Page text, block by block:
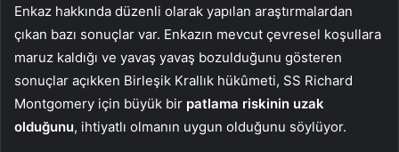
Enkaz hakkında düzenli olarak yapılan araştırmalardan
çıkan bazı sonuçlar var. Enkazın mevcut çevresel koşullara
maruz kaldığı ve yavaş yavaş bozulduğunu gösteren
sonuçlar açıkken Birleşik Krallık hükûmeti, SS Richard
Montgomery için büyük bir patlama riskinin uzak
olduğunu, ihtiyatlı olmanın uygun olduğunu söylüyor.